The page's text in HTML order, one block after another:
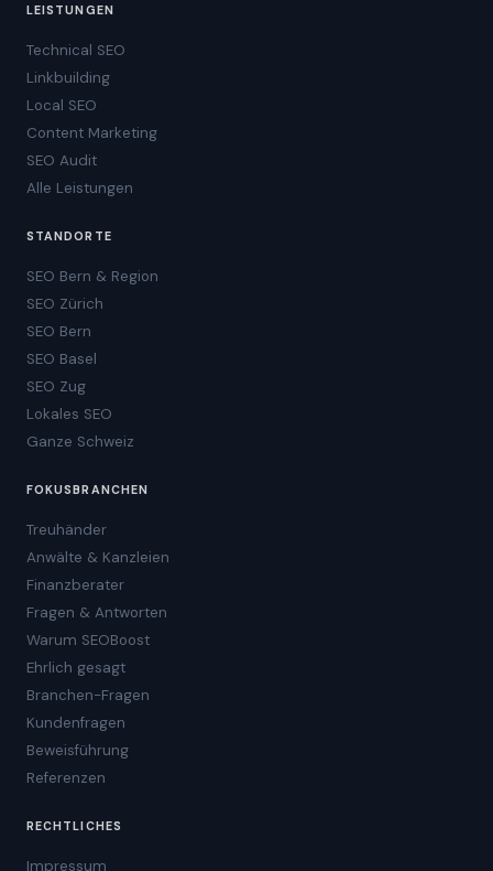
LEISTUNGEN
Technical SEO
Linkbuilding
Local SEO
Content Marketing
SEO Audit
Alle Leistungen
STANDORTE
SEO Bern & Region
SEO Zürich
SEO Bern
SEO Basel
SEO Zug
Lokales SEO
Ganze Schweiz
FOKUSBRANCHEN
Treuhänder
Anwälte & Kanzleien
Finanzberater
Fragen & Antworten
Warum SEOBoost
Ehrlich gesagt
Branchen-Fragen
Kundenfragen
Beweisführung
Referenzen
RECHTLICHES
Impressum